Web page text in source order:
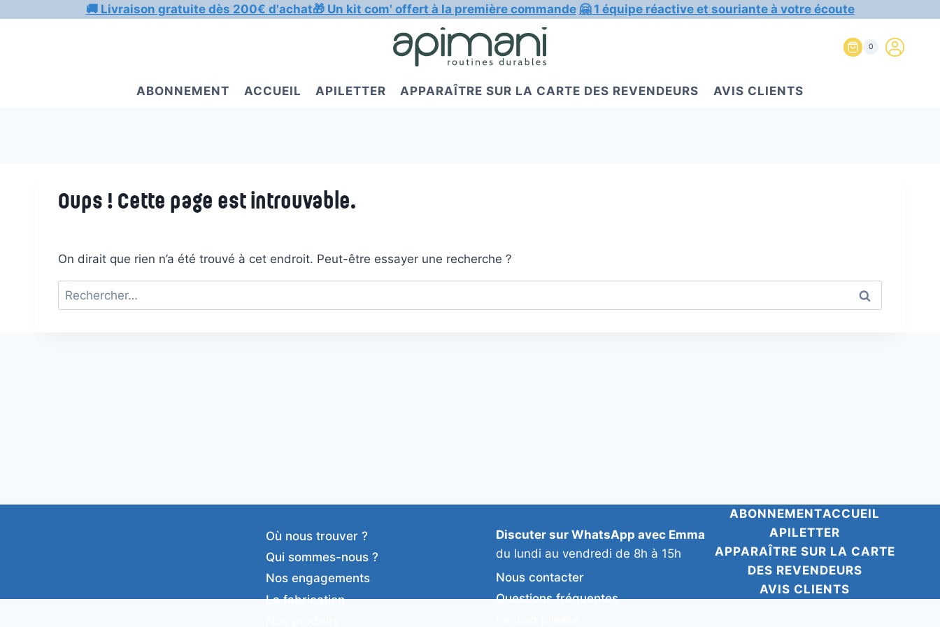
🚚 Livraison gratuite dès 200€ d'achat🎁 Un kit com' offert à la première commande 🤗 1 équipe réactive et souriante à votre écoute
0
ABONNEMENT ACCUEIL APILETTER APPARAÎTRE SUR LA CARTE DES REVENDEURS AVIS CLIENTS
Oups ! Cette page est introuvable.
On dirait que rien n’a été trouvé à cet endroit. Peut-être essayer une recherche ?
Rechercher :
Où nous trouver ?
Qui sommes-nous ?
Nos engagements
La fabrication
Discuter sur WhatsApp avec Emma
du lundi au vendredi de 8h à 15h
Nous contacter
Questions fréquentes
ABONNEMENTACCUEIL
APILETTER
APPARAÎTRE SUR LA CARTE
DES REVENDEURS
AVIS CLIENTS